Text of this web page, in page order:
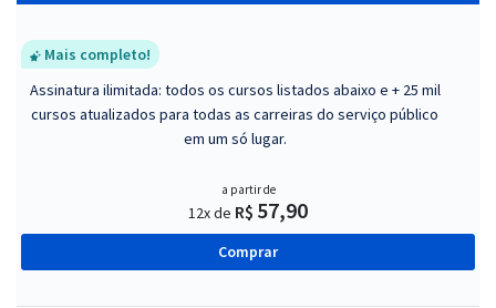
Mais completo!
Assinatura ilimitada: todos os cursos listados abaixo e + 25 mil
cursos atualizados para todas as carreiras do serviço público
em um só lugar.
a partir de
12x de R$ 57,90
Comprar